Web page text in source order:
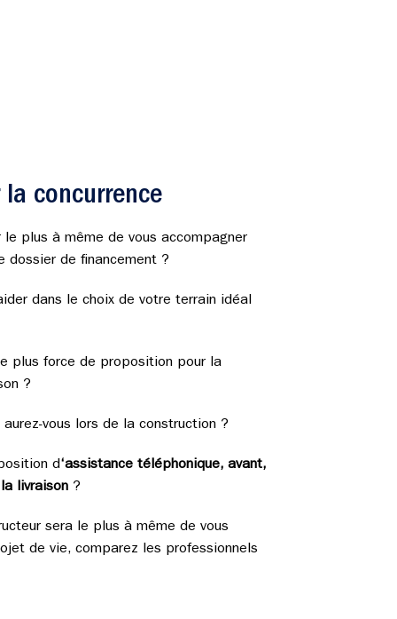
concurrence
plus à même de vous accompagner
dossier de financement ?
dans le choix de votre terrain idéal
plus force de proposition pour la
?
aurez-vous lors de la construction ?
d‘assistance téléphonique, avant,
livraison?
sera le plus à même de vous
de vie, comparez les professionnels